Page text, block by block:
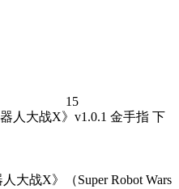
15
大战X》（Super Robot Wars